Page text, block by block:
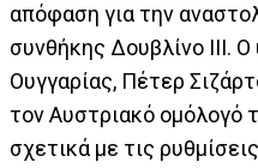
απόφαση για την
συνθήκης Δουβλίνο ΙΙΙ.
Ουγγαρίας, Πέτερ
τον Αυστριακό ομόλογό
σχετικά με τις